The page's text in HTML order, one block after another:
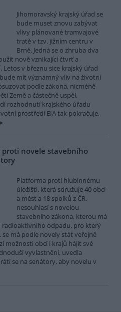
Jihomoravský krajský úřad se
bude muset znovu zabývat
vlivy plánované tramvajové
tratě v tzv. jižním centru v
Brně. Jedná se o zhruba dva
nově vznikající čtvrť a
v březnu sice krajský úřad
mít významný vliv na životní
podle zákona, nicméně
Země a částečně uspěl.
rozhodnutí krajského úřadu
prostředí EIA tak pokračuje,
novele stavebního
Platforma proti hlubinnému
úložišti, která sdružuje 40 obcí
a měst a 18 spolků z ČR,
nesouhlasí s novelou
stavebního zákona, kterou má
radioaktivního odpadu, pro který
se má podle novely stát veřejně
možnosti obcí i krajů hájit své
vyvlastnění, uvedla
se na senátory, aby novelu v